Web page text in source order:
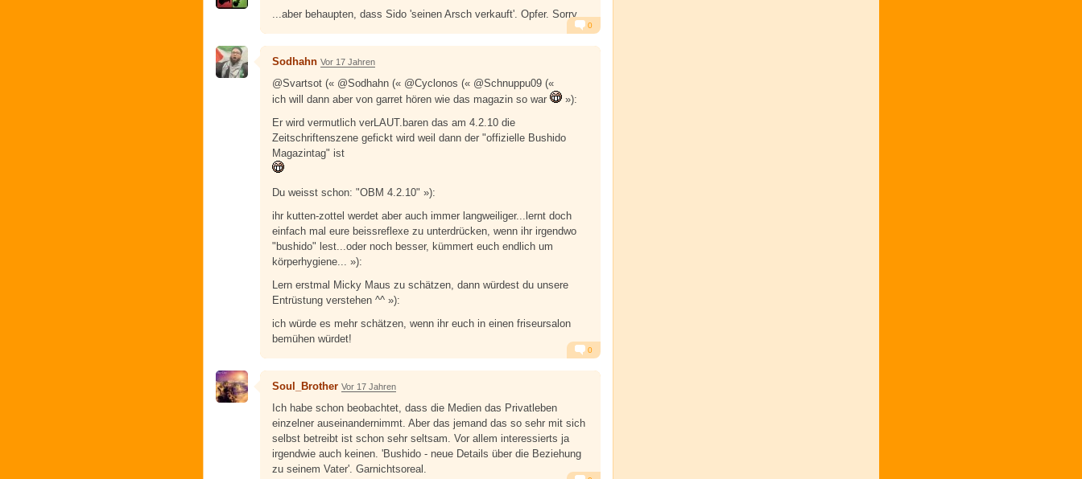
...aber behaupten, dass Sido 'seinen Arsch verkauft'. Opfer. Sorry.
Alarm Antworten
0
Sodhahn Vor 17 Jahren
@Svartsot (« @Sodhahn (« @Cyclonos (« @Schnuppu09 («
ich will dann aber von garret hören wie das magazin so war
»):
Er wird vermutlich verLAUT.baren das am 4.2.10 die
Zeitschriftenszene gefickt wird weil dann der "offizielle Bushido
Magazintag" ist
Du weisst schon: "OBM 4.2.10" »):
ihr kutten-zottel werdet aber auch immer langweiliger...lernt doch
einfach mal eure beissreflexe zu unterdrücken, wenn ihr irgendwo
"bushido" lest...oder noch besser, kümmert euch endlich um
körperhygiene... »):
Lern erstmal Micky Maus zu schätzen, dann würdest du unsere
Entrüstung verstehen ^^ »):
ich würde es mehr schätzen, wenn ihr euch in einen friseursalon
bemühen würdet!
Alarm Antworten
0
Soul_Brother Vor 17 Jahren
Ich habe schon beobachtet, dass die Medien das Privatleben
einzelner auseinandernimmt. Aber das jemand das so sehr mit sich
selbst betreibt ist schon sehr seltsam. Vor allem interessierts ja
irgendwie auch keinen. 'Bushido - neue Details über die Beziehung
zu seinem Vater'. Garnichtsoreal.